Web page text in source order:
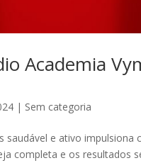
Academia
| Sem categoria
saudável e ativo
completa e os resultados